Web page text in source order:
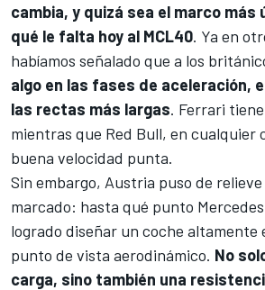
cambia, y quizá sea el marco
qué le falta hoy al MCL40. Ya en
habíamos señalado que a los
algo en las fases de aceleración,
las rectas más largas. Ferrari
mientras que Red Bull, en cualquier
buena velocidad punta.
Sin embargo, Austria puso de
marcado: hasta qué punto
logrado diseñar un coche altamente
punto de vista aerodinámico. No
carga, sino también una